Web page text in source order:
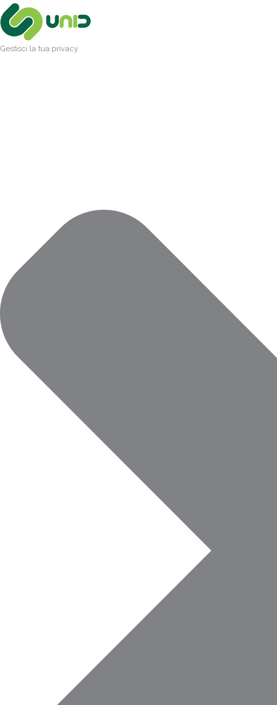
Gestisci la tua privacy
Vai
al
contenuto